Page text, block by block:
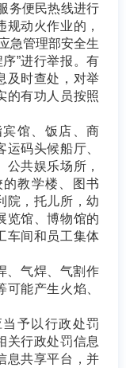
务便民热线进行
动火作业的，
急管理部安全生
”进行举报。有
及时查处，对举
的有功人员按照
馆、饭店、商
码头候船厅、
共娱乐场所，
教学楼、图书
院，托儿所，幼
览馆、博物馆的
车间和员工集体
、气焊、气割作
能产生火焰、
予以行政处罚
关行政处罚信息
息共享平台，并